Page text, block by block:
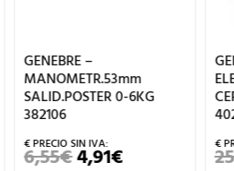
GENEBRE –
MANOMETR.53mm
SALID.POSTER 0-6KG
382106
6,55€EL
4,91€EL